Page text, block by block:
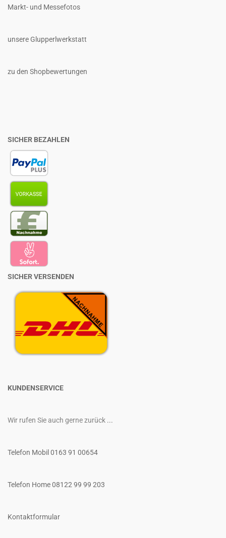
Markt- und Messefotos
unsere Glupperlwerkstatt
zu den Shopbewertungen
SICHER BEZAHLEN
SICHER VERSENDEN
KUNDENSERVICE
Wir rufen Sie auch gerne zurück ...
Telefon Mobil 0163 91 00654
Telefon Home 08122 99 99 203
Kontaktformular